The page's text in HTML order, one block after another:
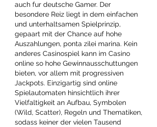
auch fur deutsche Gamer. Der
besondere Reiz liegt in dem einfachen
und unterhaltsamen Spielprinzip,
gepaart mit der Chance auf hohe
Auszahlungen, ponta zilei marina. Kein
anderes Casinospiel kann im Casino
online so hohe Gewinnausschuttungen
bieten, vor allem mit progressiven
Jackpots. Einzigartig sind online
Spielautomaten hinsichtlich ihrer
Vielfaltigkeit an Aufbau, Symbolen
(Wild, Scatter), Regeln und Thematiken,
sodass keiner der vielen Tausend